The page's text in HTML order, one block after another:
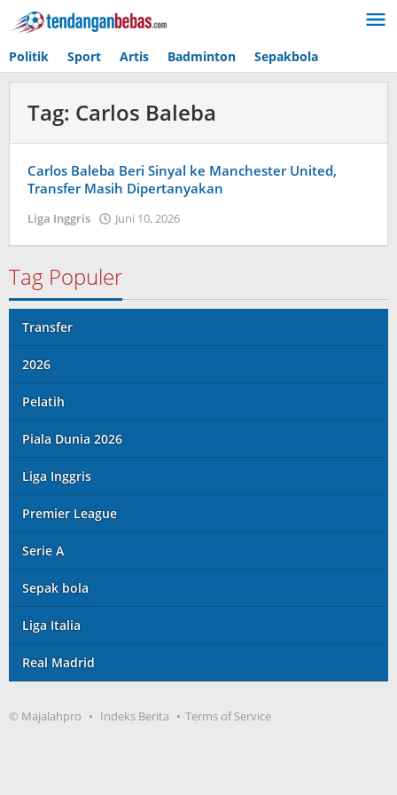
Lewati
ke
Politik Sport Artis Badminton Sepakbola
Tag: Carlos Baleba
Carlos Baleba Beri Sinyal ke Manchester United,
Transfer Masih Dipertanyakan
Liga Inggris Juni 10, 2026
Tag Populer
Transfer
2026
Pelatih
Piala Dunia 2026
Liga Inggris
Premier League
Serie A
Sepak bola
Liga Italia
Real Madrid
© Majalahpro Indeks Berita Terms of Service